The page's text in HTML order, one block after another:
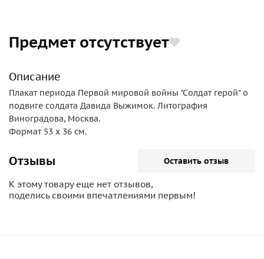
Предмет отсутствует
Описание
Плакат периода Первой мировой войны "Солдат герой" о
подвиге солдата Давида Выжимок. Литография
Виноградова, Москва.
Формат 53 х 36 см.
Отзывы Оставить отзыв
К этому товару еще нет отзывов,
поделись своими впечатлениями первым!